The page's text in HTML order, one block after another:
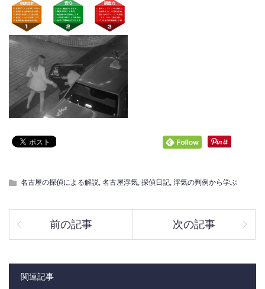
名古屋の探偵による解説 名古屋浮気 探偵日記 浮気の判例から学ぶ
前の記事 次の記事
関連記事